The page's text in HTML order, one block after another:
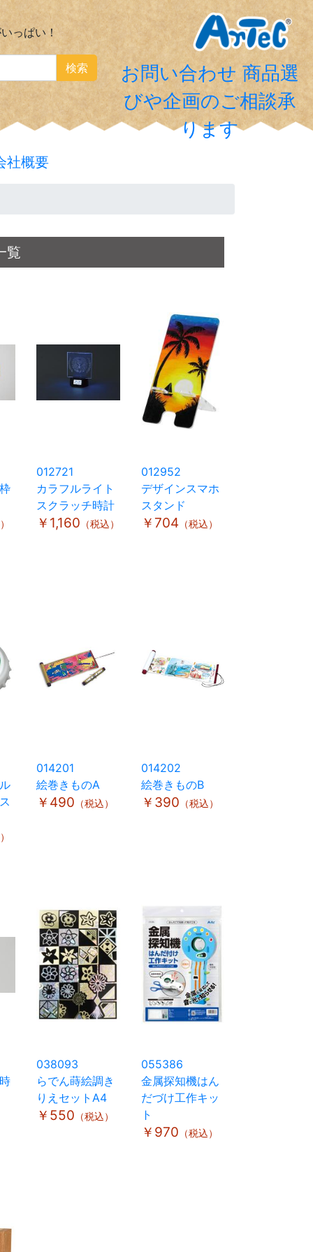
っぱい！
検索 お問い合わせ 商品選
びや企画のご相談承
ります
社概要
覧
012721
カラフルライト
スクラッチ時計
￥1,160 （税込）
012952
デザインスマホ
スタンド
￥704 （税込）
014201
絵巻きものA
￥490 （税込）
014202
絵巻きものB
￥390 （税込）
038093
らでん蒔絵調き
りえセットA4
￥550 （税込）
055386
金属探知機はん
だづけ工作キッ
ト
￥970 （税込）